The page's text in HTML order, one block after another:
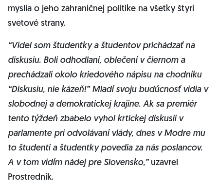
myslia o jeho zahraničnej politike na všetky štyri
svetové strany.
“Videl som študentky a študentov prichádzať na
diskusiu. Boli odhodlaní, oblečení v čiernom a
prechádzali okolo kriedového nápisu na chodníku
“Diskusiu, nie kázeň!” Mladí svoju budúcnosť vidia v
slobodnej a demokratickej krajine. Ak sa premiér
tento týždeň zbabelo vyhol krtickej diskusii v
parlamente pri odvolávaní vlády, dnes v Modre mu
to študenti a študentky povedia za nás poslancov.
A v tom vidím nádej pre Slovensko,”uzavrel
Prostredník.